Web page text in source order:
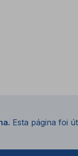
Esta página foi